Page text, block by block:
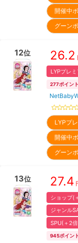
開催中
グーン
12位 26.2
LYPプレ
277ポイント
LYPプ
開催中
グーン
13位 27.4
ショップ(
ジャンル
SPU(＋2
945ポイント